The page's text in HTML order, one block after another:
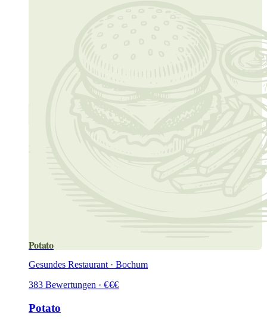
Potato
Gesundes Restaurant · Bochum
383 Bewertungen · €€€
Potato